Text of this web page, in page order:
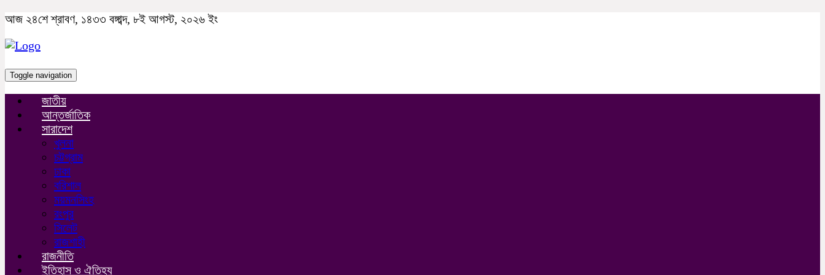
আজ ২৪শে শ্রাবণ, ১৪৩৩ বঙ্গাব্দ, ৮ই আগস্ট, ২০২৬ ইং
Toggle navigation
জাতীয়
আন্তর্জাতিক
সারাদেশ
খুলনা
চট্টগ্রাম
ঢাকা
বরিশাল
ময়মনসিংহ
রংপুর
সিলেট
রাজশাহী
রাজনীতি
ইতিহাস ও ঐতিহ্য